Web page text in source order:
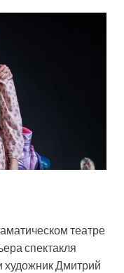
театре
спектакля
художник Дмитрий